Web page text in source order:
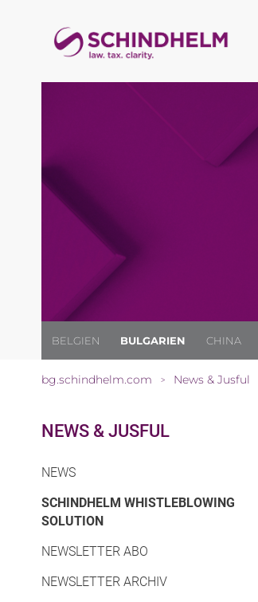
BELGIEN BULGARIEN CHINA
bg.schindhelm.com > News & Jusful
NEWS & JUSFUL
NEWS
SCHINDHELM WHISTLEBLOWING
SOLUTION(CURRENT)
NEWSLETTER ABO
NEWSLETTER ARCHIV